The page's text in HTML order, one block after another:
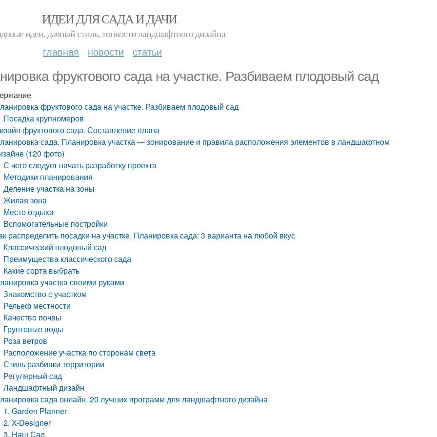
ИДЕИ ДЛЯ САДА И ДАЧИ
идеи, дачный стиль, тонкости ландшафтного дизайна
главная новости статьи
фруктового сада на участке. Разбиваем плодовый сад
фруктового сада на участке. Разбиваем плодовый сад
Посадка крупномеров
фруктового сада. Составление плана
сада. Планировка участка — зонирование и правила расположения элементов в ландшафтном
(120 фото)
С чего следует начать разработку проекта
Методики планирования
Деление участка на зоны
Жилая зона
Место отдыха
Вспомогательные постройки
распределить посадки на участке. Планировка сада: 3 варианта на любой вкус
Классический плодовый сад
Преимущества классического сада
Какие сорта выбрать
участка своими руками
Знакомство с участком
Рельеф местности
Качество почвы
Грунтовые воды
Роза ветров
Расположение участка по сторонам света
Стиль разбивки территории
Регулярный сад
Ландшафтный дизайн
сада онлайн. 20 лучших программ для ландшафтного дизайна
1. Garden Planner
2. X-Designer
3. Наш Сад